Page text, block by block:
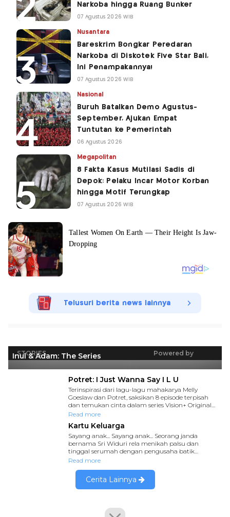
Narkoba hingga Ruang Bunker
07 Agustus 2026 WIB
Nusantara
Bareskrim Bongkar Peredaran
Narkoba di Diskotek Five Star Bali,
Ini Penampakannya!
07 Agustus 2026 WIB
Nasional
Buruh Batalkan Demo Agustus-
September, Ajukan Empat
Tuntutan ke Pemerintah
06 Agustus 2026
Megapolitan
8 Fakta Kasus Mutilasi Sadis di
Depok: Pelaku Incar Motor Korban
hingga Motif Terungkap
07 Agustus 2026 WIB
Telusuri berita news lainnya